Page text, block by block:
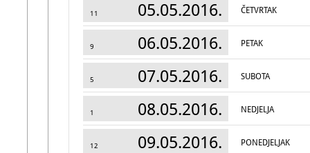
11 05.05.2016. ČETVRTAK
9 06.05.2016. PETAK
5 07.05.2016. SUBOTA
1 08.05.2016. NEDJELJA
12 09.05.2016. PONEDJELJAK